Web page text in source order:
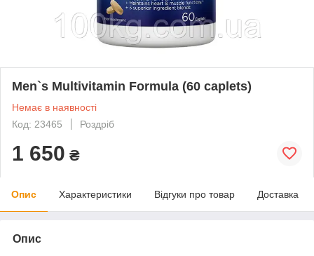
Men`s Multivitamin Formula (60 caplets)
Немає в наявності
Код: 23465
Роздріб
1 650 ₴
Опис Характеристики Відгуки про товар Доставка
Опис